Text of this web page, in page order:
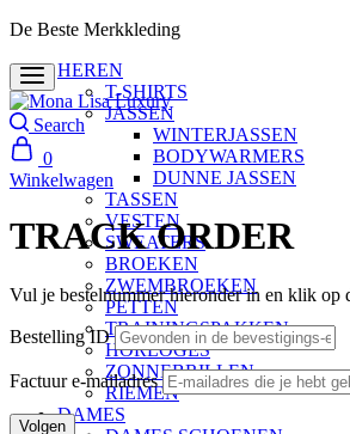
De Beste Merkkleding
HEREN
T-SHIRTS
JASSEN
WINTERJASSEN
BODYWARMERS
DUNNE JASSEN
TASSEN
VESTEN
SWEATERS
BROEKEN
ZWEMBROEKEN
PETTEN
TRAININGSPAKKEN
HORLOGES
ZONNEBRILLEN
RIEMEN
DAMES
Search
0
Winkelwagen
TRACK ORDER
Vul je bestelnummer hieronder in en klik op
Bestelling ID
Factuur e-mailadres
Volgen